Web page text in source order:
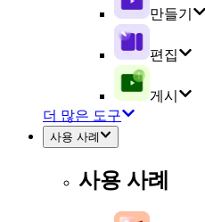
만들기
편집
게시
더 많은 도구
사용 사례
사용 사례